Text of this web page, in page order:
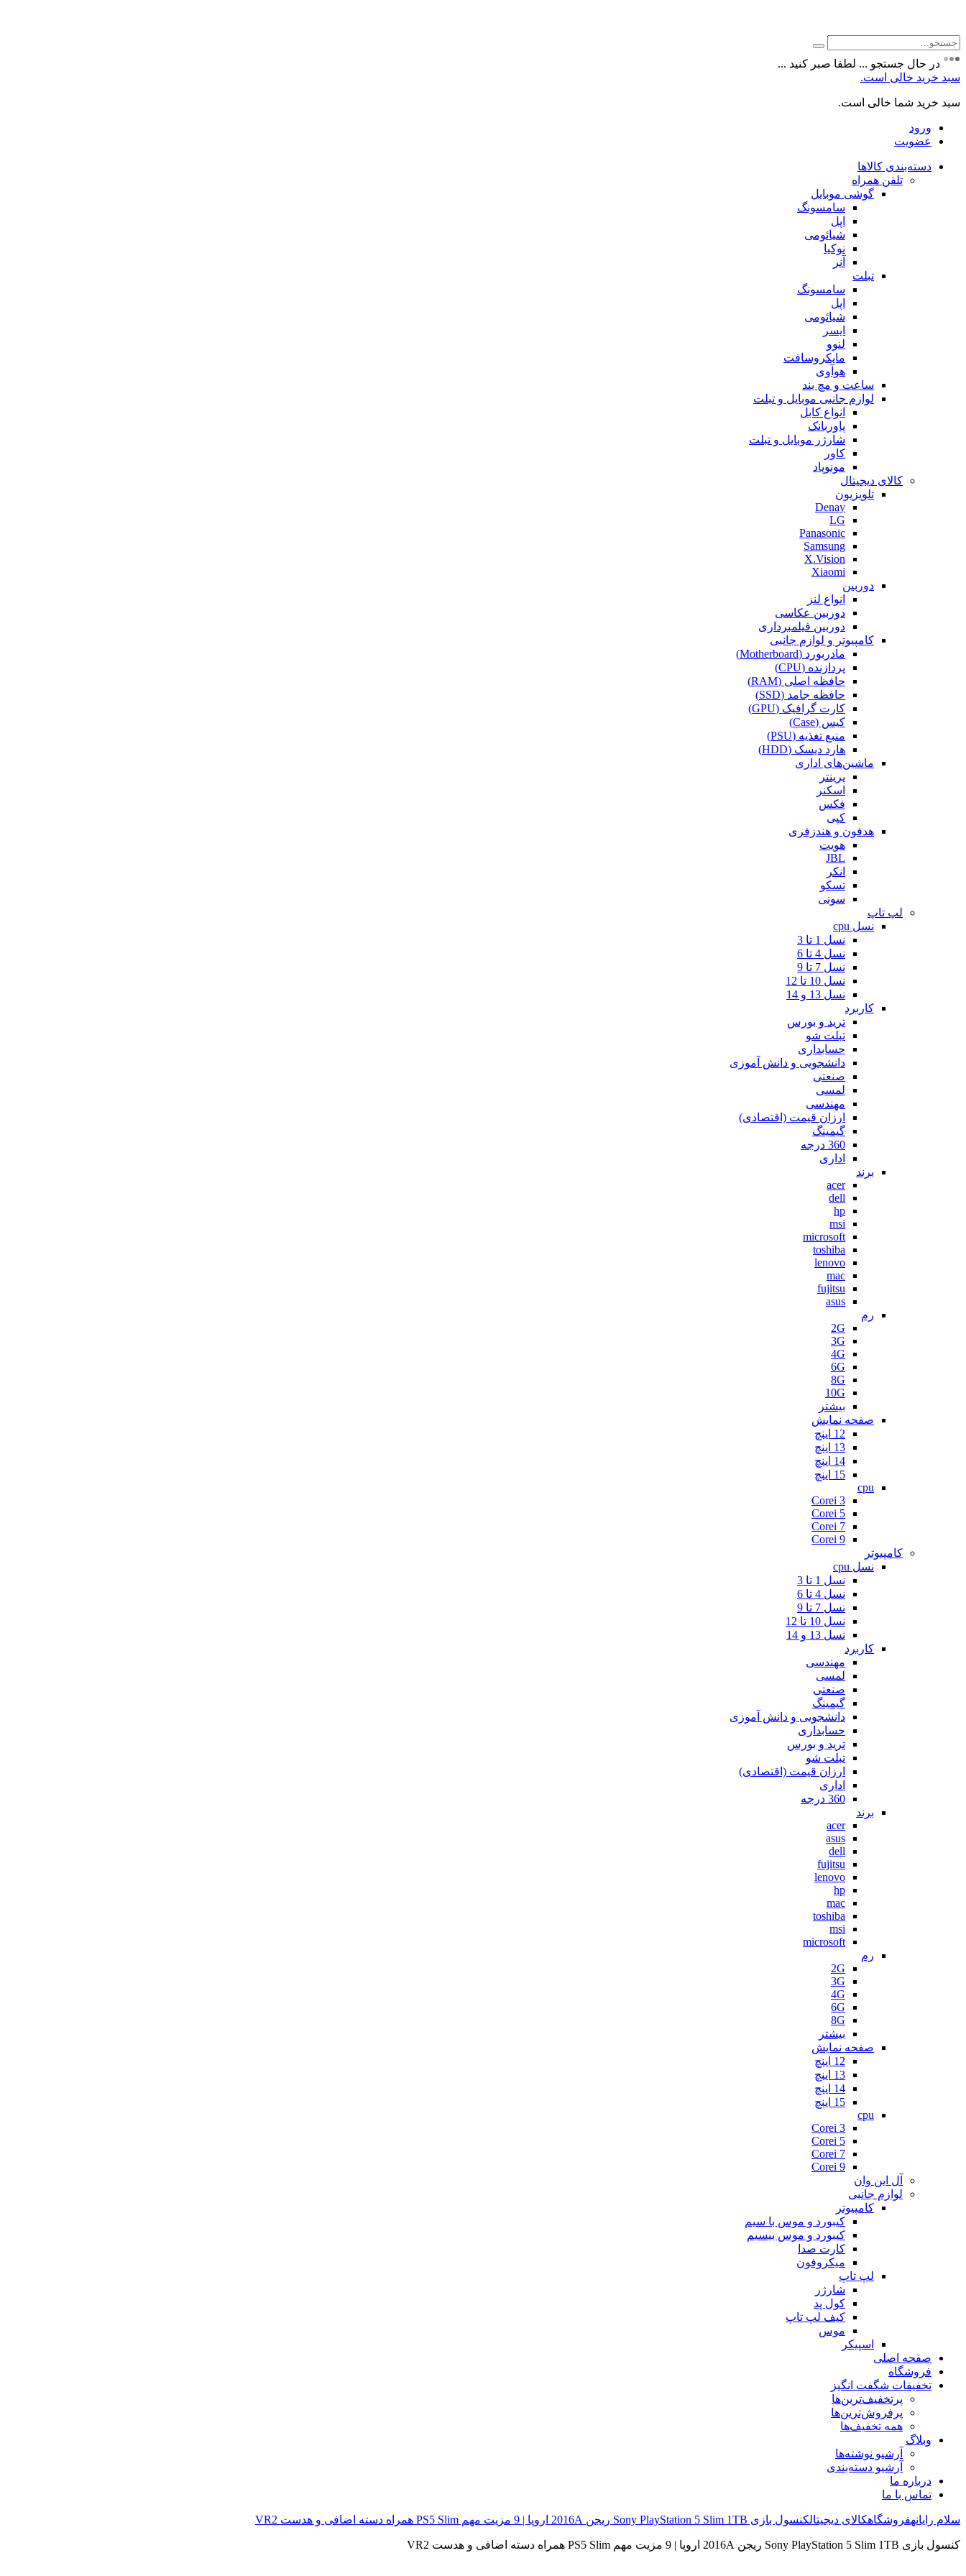
جستجو
برای:
در حال جستجو ... لطفا صبر کنید ...
سبد خرید خالی است.
سبد خرید شما خالی است.
ورود
عضویت
دسته‌بندی کالاها
تلفن همراه
گوشی موبایل
سامسونگ
اپل
شیائومی
نوکیا
آنر
تبلت
سامسونگ
اپل
شیائومی
ایسر
لنوو
مایکروسافت
هوآوی
ساعت و مچ بند
لوازم جانبی موبایل و تبلت
انواع کابل
پاوربانک
شارژر موبایل و تبلت
کاور
مونوپاد
کالای دیجیتال
تلویزیون
Denay
LG
Panasonic
Samsung
X.Vision
Xiaomi
دوربین
انواع لنز
دوربین عکاسی
دوربین فیلمبرداری
کامپیوتر و لوازم جانبی
مادربورد (Motherboard)
پردازنده (CPU)
حافظه اصلی (RAM)
حافظه جامد (SSD)
کارت گرافیک (GPU)
کیس (Case)
منبع تغذیه (PSU)
هارد دیسک (HDD)
ماشین‌های اداری
پرینتر
اسکنر
فکس
کپی
هدفون و هندزفری
هویت
JBL
انکر
تسکو
سونی
لپ تاپ
نسل cpu
نسل 1 تا 3
نسل 4 تا 6
نسل 7 تا 9
نسل 10 تا 12
نسل 13 و 14
کاربرد
ترید و بورس
تبلت شو
حسابداری
دانشجویی و دانش آموزی
صنعتی
لمسی
مهندسی
ارزان قیمت (اقتصادی)
گیمینگ
360 درجه
اداری
برند
acer
dell
hp
msi
microsoft
toshiba
lenovo
mac
fujitsu
asus
رم
2G
3G
4G
6G
8G
10G
بیشتر
صفحه نمایش
12 اینچ
13 اینچ
14 اینچ
15 اینچ
cpu
Corei 3
Corei 5
Corei 7
Corei 9
کامپیوتر
نسل cpu
نسل 1 تا 3
نسل 4 تا 6
نسل 7 تا 9
نسل 10 تا 12
نسل 13 و 14
کاربرد
مهندسی
لمسی
صنعتی
گیمینگ
دانشجویی و دانش آموزی
حسابداری
ترید و بورس
تبلت شو
ارزان قیمت (اقتصادی)
اداری
360 درجه
برند
acer
asus
dell
fujitsu
lenovo
hp
mac
toshiba
msi
microsoft
رم
2G
3G
4G
6G
8G
بیشتر
صفحه نمایش
12 اینچ
13 اینچ
14 اینچ
15 اینچ
cpu
Corei 3
Corei 5
Corei 7
Corei 9
آل این وان
لوازم جانبی
کامپیوتر
کیبورد و موس با سیم
کیبورد و موس بیسیم
کارت صدا
میکروفون
لپ تاپ
شارژر
کول پد
کیف لپ تاپ
موس
اسپیکر
صفحه اصلی
فروشگاه
تخفیفات شگفت انگیز
پرتخفیف‌ترین‌ها
پرفروش‌ترین‌ها
همه تخفیف‌ها
وبلاگ
آرشیو نوشته‌ها
آرشیو دسته‌بندی
درباره ما
تماس با ما
سلام رایانهفروشگاهکالای دیجیتالکنسول بازی Sony PlayStation 5 Slim 1TB ریجن 2016A اروپا | 9 مزیت مهم PS5 Slim همراه دسته اضافی و هدست VR2
کنسول بازی Sony PlayStation 5 Slim 1TB ریجن 2016A اروپا | 9 مزیت مهم PS5 Slim همراه دسته اضافی و هدست VR2